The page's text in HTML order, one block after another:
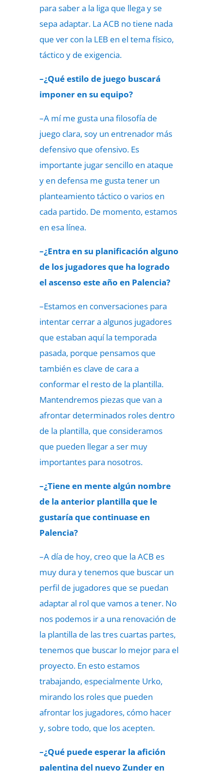
para saber a la liga que llega y se
sepa adaptar. La ACB no tiene nada
que ver con la LEB en el tema físico,
táctico y de exigencia.
–¿Qué estilo de juego buscará
imponer en su equipo?
–A mí me gusta una filosofía de
juego clara, soy un entrenador más
defensivo que ofensivo. Es
importante jugar sencillo en ataque
y en defensa me gusta tener un
planteamiento táctico o varios en
cada partido. De momento, estamos
en esa línea.
–¿Entra en su planificación alguno
de los jugadores que ha logrado
el ascenso este año en Palencia?
–Estamos en conversaciones para
intentar cerrar a algunos jugadores
que estaban aquí la temporada
pasada, porque pensamos que
también es clave de cara a
conformar el resto de la plantilla.
Mantendremos piezas que van a
afrontar determinados roles dentro
de la plantilla, que consideramos
que pueden llegar a ser muy
importantes para nosotros.
–¿Tiene en mente algún nombre
de la anterior plantilla que le
gustaría que continuase en
Palencia?
–A día de hoy, creo que la ACB es
muy dura y tenemos que buscar un
perfil de jugadores que se puedan
adaptar al rol que vamos a tener. No
nos podemos ir a una renovación de
la plantilla de las tres cuartas partes,
tenemos que buscar lo mejor para el
proyecto. En esto estamos
trabajando, especialmente Urko,
mirando los roles que pueden
afrontar los jugadores, cómo hacer
y, sobre todo, que los acepten.
–¿Qué puede esperar la afición
palentina del nuevo Zunder en